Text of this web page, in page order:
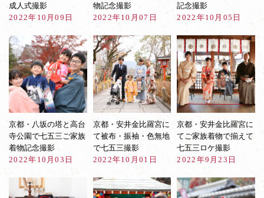
成人式撮影
2022年10月09日
物記念撮影
2022年10月07日
記念撮影
2022年10月05日
京都・八坂の塔と高台
寺公園で七五三ご家族
着物記念撮影
2022年10月03日
京都・安井金比羅宮に
て被布・振袖・色無地
で七五三撮影
2022年10月01日
京都・安井金比羅宮に
てご家族着物で揃えて
七五三ロケ撮影
2022年9月23日